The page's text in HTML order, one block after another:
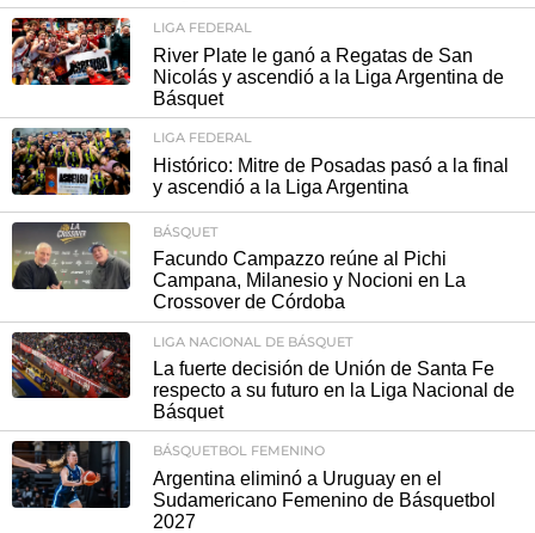
LIGA FEDERAL
River Plate le ganó a Regatas de San
Nicolás y ascendió a la Liga Argentina de
Básquet
LIGA FEDERAL
Histórico: Mitre de Posadas pasó a la final
y ascendió a la Liga Argentina
BÁSQUET
Facundo Campazzo reúne al Pichi
Campana, Milanesio y Nocioni en La
Crossover de Córdoba
LIGA NACIONAL DE BÁSQUET
La fuerte decisión de Unión de Santa Fe
respecto a su futuro en la Liga Nacional de
Básquet
BÁSQUETBOL FEMENINO
Argentina eliminó a Uruguay en el
Sudamericano Femenino de Básquetbol
2027